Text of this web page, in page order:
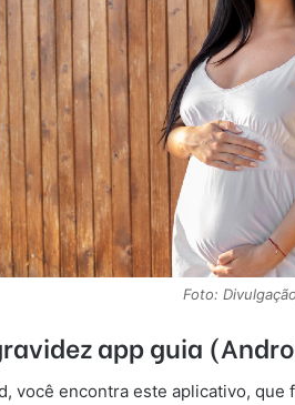
Foto:
app guia
você encontra este aplicativo, que